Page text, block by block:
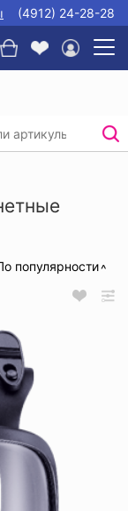
(4912) 24-28-28
популярности